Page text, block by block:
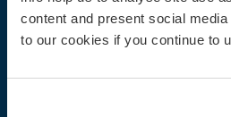
content and present social
to our cookies if you continue to
Workaway Blog
Galería de fotos